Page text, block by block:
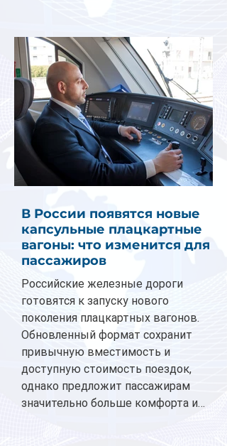
В России появятся новые
капсульные плацкартные
вагоны: что изменится для
пассажиров
Российские железные дороги
готовятся к запуску нового
поколения плацкартных вагонов.
Обновленный формат сохранит
привычную вместимость и
доступную стоимость поездок,
однако предложит пассажирам
значительно больше комфорта и